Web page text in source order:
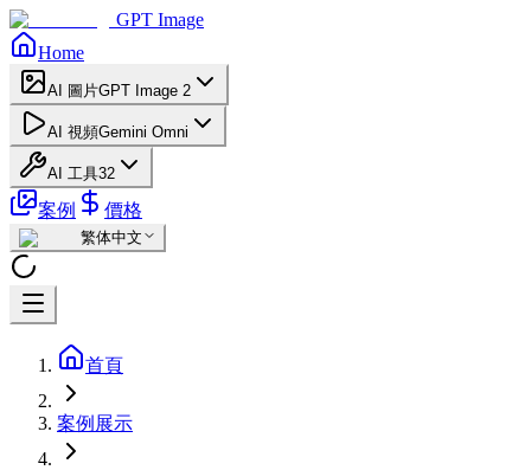
GPT Image
Home
AI 圖片GPT Image 2
AI 視頻Gemini Omni
AI 工具32
案例 價格
繁体中文
首頁
案例展示